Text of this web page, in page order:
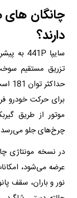
چانگان های
دارند؟
برای حرکت خودرو
چرخ‌های جلو
عرضه می‌شود،